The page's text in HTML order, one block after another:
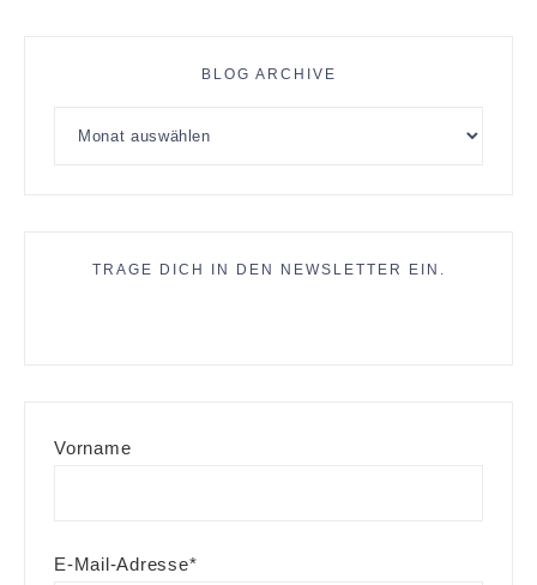
BLOG ARCHIVE
TRAGE DICH IN DEN NEWSLETTER EIN.
Vorname
E-Mail-Adresse*